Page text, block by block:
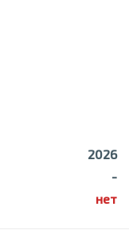
2026
-
нет